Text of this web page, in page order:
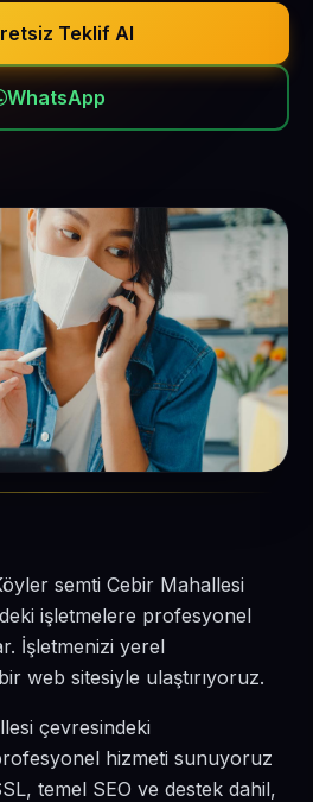
Teklif Al
WhatsApp
semti Cebir Mahallesi
işletmelere profesyonel
İşletmenizi yerel
web sitesiyle ulaştırıyoruz.
çevresindeki
hizmeti sunuyoruz
temel SEO ve destek dahil,